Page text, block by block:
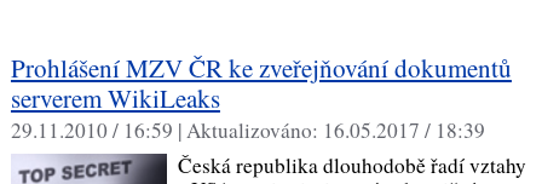
Prohlášení MZV ČR ke zveřejňování dokumentů
serverem WikiLeaks
29.11.2010 / 16:59 |Aktualizováno: 16.05.2017 / 18:39
Česká republika dlouhodobě řadí vztahy